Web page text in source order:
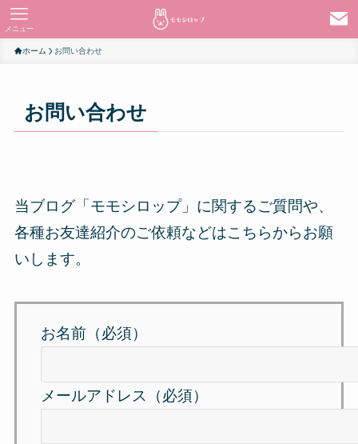
メニュー
ホーム お問い合わせ
お問い合わせ
当ブログ「モモシロップ」に関するご質問や、
各種お友達紹介のご依頼などはこちらからお願
いします。
お名前（必須）
メールアドレス（必須）